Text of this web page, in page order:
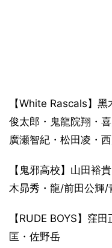
【White Rascals】
俊太郎・⻤龍院翔・
廣瀬智紀・松田凌・
【⻤邪高校】山田裕
木昴秀・龍/前田公輝/
【RUDE BOYS】窪
匡・佐野岳